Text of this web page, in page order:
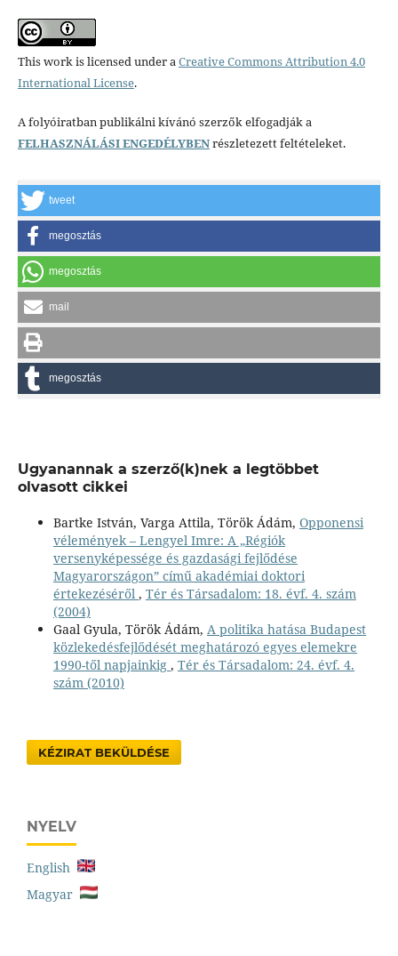
This work is licensed under aCreative Commons Attribution 4.0
International License.
A folyóiratban publikálni kívánó szerzők elfogadják a
FELHASZNÁLÁSI ENGEDÉLYBENrészletezett feltételeket.
tweet
megosztás
megosztás
mail
megosztás
Ugyanannak a szerző(k)nek a legtöbbet
olvasott cikkei
Bartke István, Varga Attila, Török Ádám, Opponensi
vélemények – Lengyel Imre: A „Régiók
versenyképessége és gazdasági fejlődése
Magyarországon” című akadémiai doktori
értekezéséről , Tér és Társadalom: 18. évf. 4. szám
(2004)
Gaal Gyula, Török Ádám, A politika hatása Budapest
közlekedésfejlődését meghatározó egyes elemekre
1990-től napjainkig , Tér és Társadalom: 24. évf. 4.
szám (2010)
KÉZIRAT BEKÜLDÉSE
NYELV
English
Magyar